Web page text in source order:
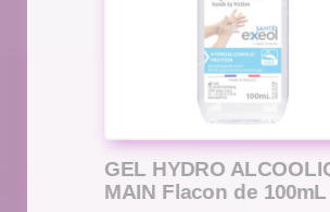
GEL HYDRO
MAIN Flacon de 100mL